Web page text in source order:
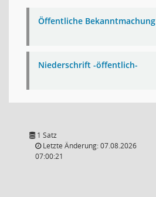
Öffentliche Bekanntmachung
Niederschrift -öffentlich-
1 Satz
Letzte Änderung: 07.08.2026
07:00:21